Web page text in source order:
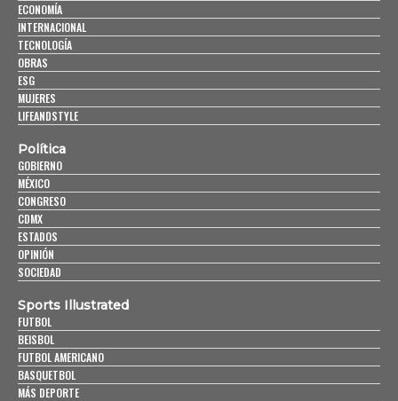
ECONOMÍA
INTERNACIONAL
TECNOLOGÍA
OBRAS
ESG
MUJERES
LIFEANDSTYLE
Política
GOBIERNO
MÉXICO
CONGRESO
CDMX
ESTADOS
OPINIÓN
SOCIEDAD
Sports Illustrated
FUTBOL
BEISBOL
FUTBOL AMERICANO
BASQUETBOL
MÁS DEPORTE